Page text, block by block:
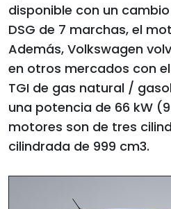
disponible con un
DSG de 7 marchas, el
Además, Volkswagen
en otros mercados con
TGI de gas natural /
una potencia de 66 kW
motores son de tres
cilindrada de 999 cm3.